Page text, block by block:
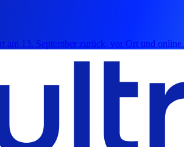
am 13. September zurück, vor Ort und online.